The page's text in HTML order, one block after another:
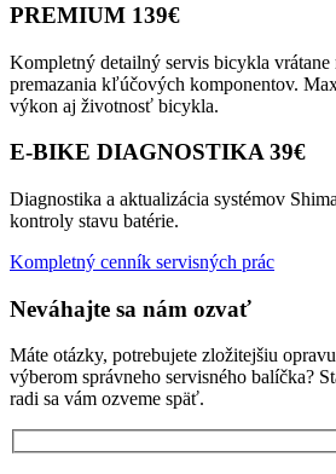
PREMIUM 139€
Kompletný detailný servis bicykla vrátane
premazania kľúčových komponentov.
výkon aj životnosť bicykla.
E-BIKE DIAGNOSTIKA 39€
Diagnostika a aktualizácia systémov
kontroly stavu batérie.
Kompletný cenník servisných prác
Neváhajte sa nám ozvať
Máte otázky, potrebujete zložitejšiu
výberom správneho servisného balíčka?
radi sa vám ozveme späť.